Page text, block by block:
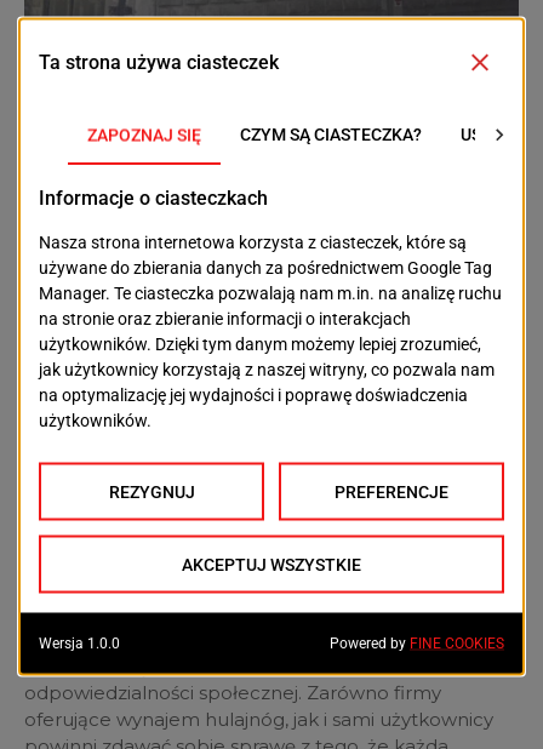
Hulajnogi w Odrze – to
nie tylko wandalizm
Aby zminimalizować problem, potrzebna jest też
kampania edukacyjna, która nauczyłaby
mieszkańców korzystania z hulajnóg w sposób
odpowiedzialny. Warto przypominać, że zostawienie
innym. Odpowiedzialne podejście do
współdzielonych pojazdów jest kluczowe, aby mogły
one rzeczywiście poprawić jakość życia mieszkańców,
Ostatecznie problem hulajnóg to nie tylko kwestia
odpowiedzialności społecznej. Zarówno firmy
oferujące wynajem hulajnóg, jak i sami użytkownicy